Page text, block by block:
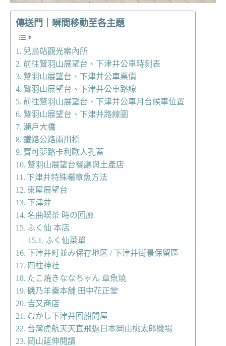
傳送門｜瞬間移動至各主題
兒島站觀光案內所
前往鷲羽山展望台、下津井公車時刻表
鷲羽山展望台、下津井公車票價
鷲羽山展望台、下津井公車路線
前往鷲羽山展望台、下津井公車月台候車位置
鷲羽山展望台、下津井路線圖
瀨戶大橋
鐵路公路兩用橋
寶可夢路卡利歐人孔蓋
鷲羽山展望台餐廳與土產店
下津井特殊曬章魚方法
東屋展望台
下津井
名曲喫茶 時の回廊
ふく仙 本店
ふく仙菜單
下津井町並み保存地区 / 下津井街景保留區
四柱神社
たこ焼きななちゃん 章魚燒
磯乃羊羹本舗 田中花正堂
吉又商店
むかし下津井回船問屋
台灣虎航天天直飛返日本岡山桃太郎機場
岡山延伸閱讀